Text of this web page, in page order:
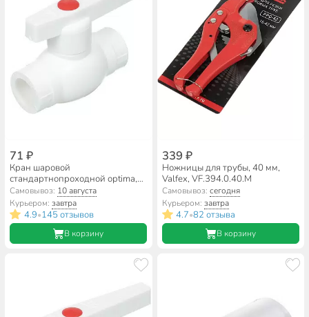
71 ₽
Кран шаровой
стандартнопроходной optima,
полипропилен, d20 мм, ручка,
белый, Valfex
Самовывоз: 10 августа
Курьером:завтра
4.9•145 отзывов
В корзину
339 ₽
Ножницы для трубы, 40 мм,
Valfex, VF.394.0.40.M
Самовывоз: сегодня
Курьером: завтра
4.7•82 отзыва
В корзину